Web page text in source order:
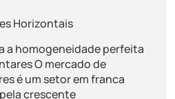
Horizontais
a homogeneidade perfeita
O mercado de
é um setor em franca
crescente